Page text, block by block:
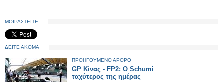
ΜΟΙΡΑΣΤΕΙΤΕ
ΔΕΙΤΕ ΑΚΟΜΑ
ΠΡΟΗΓΟΥΜΕΝΟ ΑΡΘΡΟ
GP Κίνας - FP2: O Schumi
ταχύτερος της ημέρας